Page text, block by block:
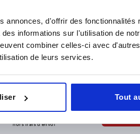
annonces, d'offrir des fonctionnalités
informations sur l'utilisation de
combiner celles-ci avec
de leurs services.
Tout
à partir de3,66 €
hors frais d’envoi